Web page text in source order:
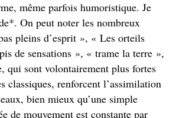
même parfois humoristique. Je
On peut noter les nombreux
pleins d’esprit », « Les orteils
de sensations », « trame la terre »,
qui sont volontairement plus fortes
classiques, renforcent l’assimilation
bien mieux qu’une simple
de mouvement est constante par